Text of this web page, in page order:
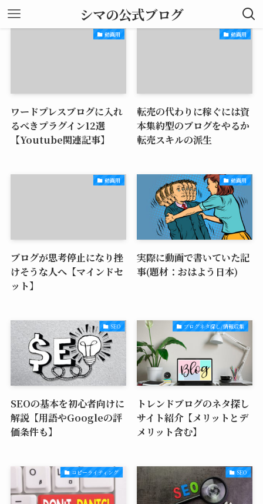
シマの公式ブログ
動画用
ワードプレスブログに入れ
るべきプラグイン12選
【Youtube関連記事】
動画用
転売の代わりに稼ぐには資
本集約型のブログをやるか
転売スキルの派生
動画用
ブログが思考停止になり挫
けそうな人へ【マインドセ
ット】
動画用
実際に動画で書いていた記
事(題材：おはよう日本)
SEO
SEOの基本を初心者向けに
解説【用語やGoogleの評
価条件も】
ブログネタ探し/情報収集
トレンドブログのネタ探し
サイト紹介【メリットとデ
メリット含む】
コピーライティング SEO